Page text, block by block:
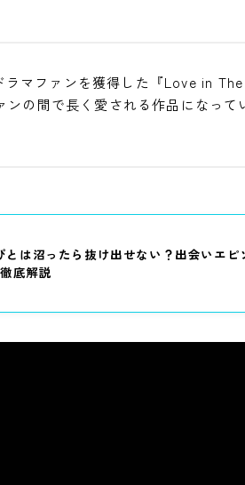
マファンを獲得した『Love in The
の間で長く愛される作品になって
は沼ったら抜け出せない？出会いエピ
底解説